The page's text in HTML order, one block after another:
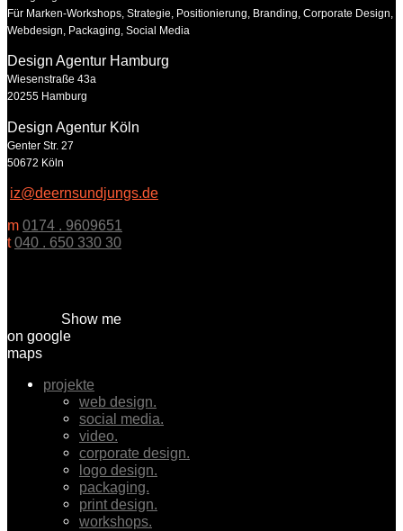
Für Marken-Workshops, Strategie, Positionierung, Branding, Corporate Design,
Webdesign, Packaging, Social Media
Design Agentur Hamburg
Wiesenstraße 43a
20255 Hamburg
Design Agentur Köln
Genter Str. 27
50672 Köln
iz@deernsundjungs.de
m 0174 . 9609651
t 040 . 650 330 30
Show me
on google
maps
projekte
web design.
social media.
video.
corporate design.
logo design.
packaging.
print design.
workshops.